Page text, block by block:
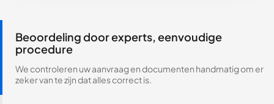
Beoordeling door experts, eenvoudige
procedure
We controleren uw aanvraag en documenten handmatig om er
zeker van te zijn dat alles correct is.